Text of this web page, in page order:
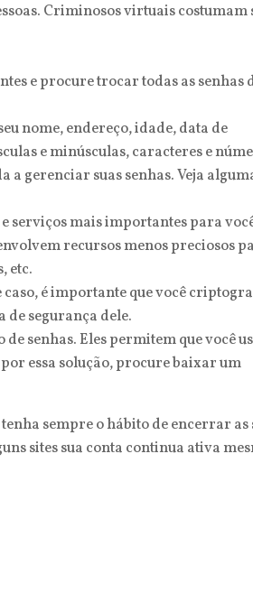
Criminosos virtuais costumam
e procure trocar todas as senhas
nome, endereço, idade, data de
e minúsculas, caracteres e
a gerenciar suas senhas. Veja
serviços mais importantes para
recursos menos preciosos
etc.
é importante que você
segurança dele.
senhas. Eles permitem que você
essa solução, procure baixar um
sempre o hábito de encerrar as
sites sua conta continua ativa